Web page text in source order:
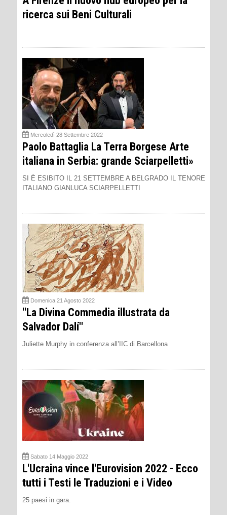
ricerca sui Beni Culturali
Mercoledì 28 Settembre 2022
Paolo Battaglia La Terra Borgese Arte
italiana in Serbia: grande Sciarpelletti»
SI È ESIBITO IL 21 SETTEMBRE A BELGRADO IL TENORE
ITALIANO GIANLUCA SCIARPELLETTI
Domenica 21 Agosto 2022
''La Divina Commedia illustrata da
Salvador Dalí''
Juliette Murphy in conferenza all’IIC di Barcellona
Sabato 14 Maggio 2022
L'Ucraina vince l'Eurovision 2022 - Ecco
tutti i Testi le Traduzioni e i Video
25 paesi in gara.